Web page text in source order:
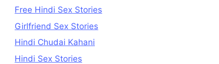
Free Hindi Sex Stories
Girlfriend Sex Stories
Hindi Chudai Kahani
Hindi Sex Stories